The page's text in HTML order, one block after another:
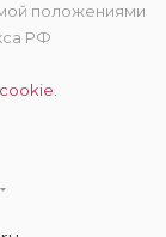
положениями
РФ